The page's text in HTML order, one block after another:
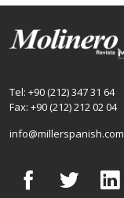
Tel: +90 (212) 347 31 64
Fax: +90 (212) 212 02 04
info@millerspanish.com